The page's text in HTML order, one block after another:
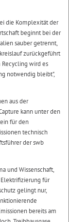
die Komplexität der
beginnt bei der
sauber getrennt,
zurückgeführt
wird es
notwendig bleibt",
aus der
kann unter den
für den
technisch
der swb
und Wissenschaft,
für
gelingt nur,
bereits am